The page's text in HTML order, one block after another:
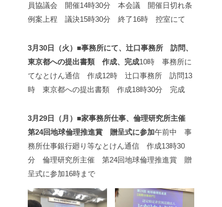
員協議会 開催14時30分 本会議 開催日切れ条
例案上程 議決15時30分 終了16時 控室にて
3月30日（火）■事務所にて、辻口事務所 訪問、
東京都への提出書類 作成、完成10時 事務所に
てなとけん通信 作成12時 辻口事務所 訪問13
時 東京都への提出書類 作成18時30分 完成
3月29日（月）■家事務所仕事、倫理研究所主催
第24回地球倫理推進賞 贈呈式に参加午前中 事
務所仕事銀行廻り等なとけん通信 作成13時30
分 倫理研究所主催 第24回地球倫理推進賞 贈
呈式に参加16時まで